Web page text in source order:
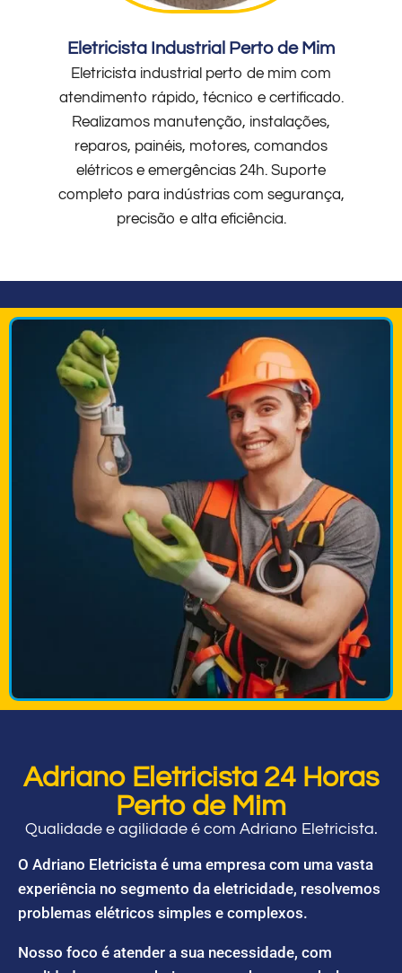
Eletricista Industrial Perto de Mim
Eletricista industrial perto de mim com
atendimento rápido, técnico e certificado.
Realizamos manutenção, instalações,
reparos, painéis, motores, comandos
elétricos e emergências 24h. Suporte
completo para indústrias com segurança,
precisão e alta eficiência.
Adriano Eletricista 24 Horas
Perto de Mim
Qualidade e agilidade é com Adriano Eletricista.
O Adriano Eletricista é uma empresa com uma vasta
experiência no segmento da eletricidade, resolvemos
problemas elétricos simples e complexos.
Nosso foco é atender a sua necessidade, com